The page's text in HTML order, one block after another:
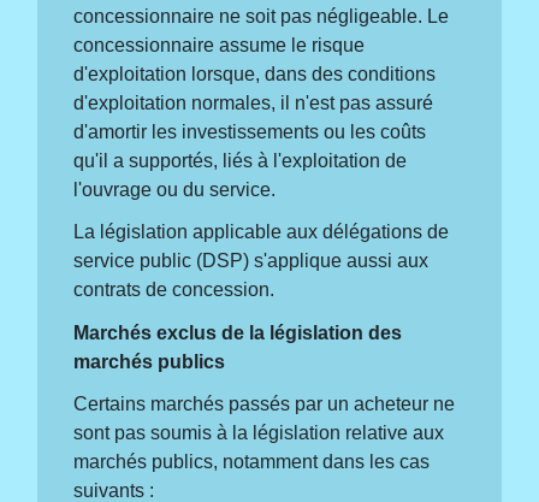
concessionnaire ne soit pas négligeable. Le
concessionnaire assume le risque
d'exploitation lorsque, dans des conditions
d'exploitation normales, il n'est pas assuré
d'amortir les investissements ou les coûts
qu'il a supportés, liés à l'exploitation de
l'ouvrage ou du service.
La législation applicable aux délégations de
service public (DSP) s'applique aussi aux
contrats de concession.
Marchés exclus de la législation des
marchés publics
Certains marchés passés par un acheteur ne
sont pas soumis à la législation relative aux
marchés publics, notamment dans les cas
suivants :